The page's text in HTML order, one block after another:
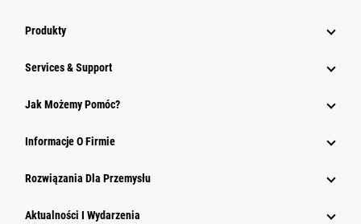
Produkty
Services & Support
Jak Możemy Pomóc?
Informacje O Firmie
Rozwiązania Dla Przemysłu
Aktualności I Wydarzenia